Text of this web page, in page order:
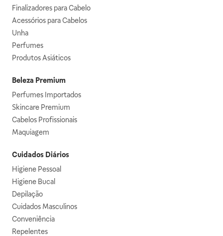
Finalizadores para Cabelo
Acessórios para Cabelos
Unha
Perfumes
Produtos Asiáticos
Beleza Premium
Perfumes Importados
Skincare Premium
Cabelos Profissionais
Maquiagem
Cuidados Diários
Higiene Pessoal
Higiene Bucal
Depilação
Cuidados Masculinos
Conveniência
Repelentes